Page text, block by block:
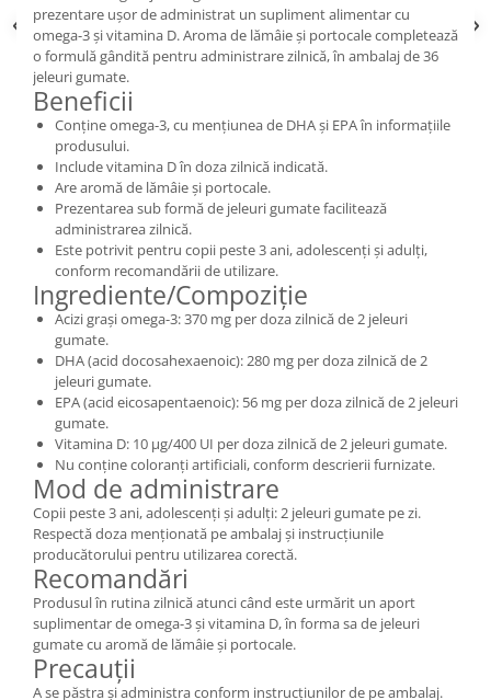
prezentare ușor de administrat un supliment alimentar cu
omega-3 și vitamina D. Aroma de lămâie și portocale completează
o formulă gândită pentru administrare zilnică, în ambalaj de 36
jeleuri gumate.
Beneficii
Conține omega-3, cu mențiunea de DHA și EPA în informațiile
produsului.
Include vitamina D în doza zilnică indicată.
Are aromă de lămâie și portocale.
Prezentarea sub formă de jeleuri gumate facilitează
administrarea zilnică.
Este potrivit pentru copii peste 3 ani, adolescenți și adulți,
conform recomandării de utilizare.
Ingrediente/Compoziție
Acizi grași omega-3: 370 mg per doza zilnică de 2 jeleuri
gumate.
DHA (acid docosahexaenoic): 280 mg per doza zilnică de 2
jeleuri gumate.
EPA (acid eicosapentaenoic): 56 mg per doza zilnică de 2 jeleuri
gumate.
Vitamina D: 10 μg/400 UI per doza zilnică de 2 jeleuri gumate.
Nu conține coloranți artificiali, conform descrierii furnizate.
Mod de administrare
Copii peste 3 ani, adolescenți și adulți: 2 jeleuri gumate pe zi.
Respectă doza menționată pe ambalaj și instrucțiunile
producătorului pentru utilizarea corectă.
Recomandări
Produsul în rutina zilnică atunci când este urmărit un aport
suplimentar de omega-3 și vitamina D, în forma sa de jeleuri
gumate cu aromă de lămâie și portocale.
Precauții
A se păstra și administra conform instrucțiunilor de pe ambalaj.